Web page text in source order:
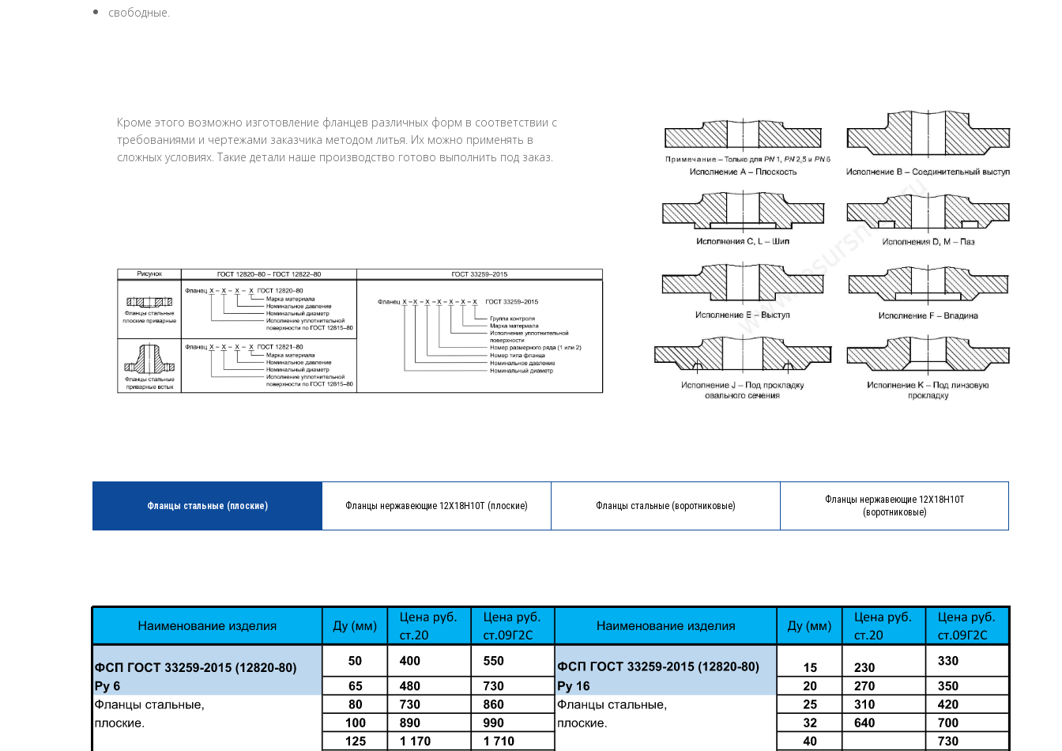
свободные.
Кроме этого возможно изготовление фланцев различных форм в соответствии с
требованиями и чертежами заказчика методом литья. Их можно применять в
сложных условиях. Такие детали наше производство готово выполнить под заказ.
Фланцы стальные (плоские) Фланцы нержавеющие 12Х18Н10Т (плоские) Фланцы стальные (воротниковые)
Фланцы нержавеющие 12Х18Н10Т
(воротниковые)